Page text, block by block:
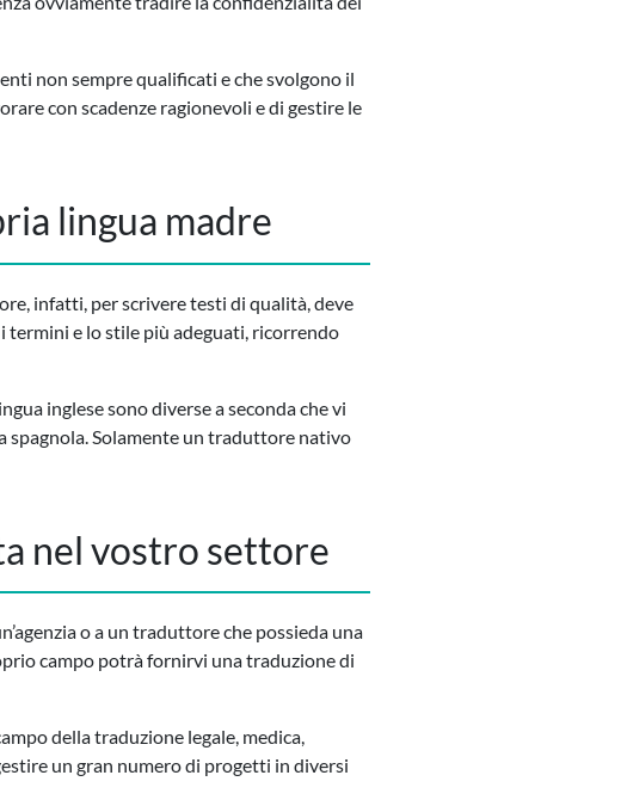
non sempre qualificati e che svolgono il
con scadenze ragionevoli e di gestire le
lingua madre
infatti, per scrivere testi di qualità, deve
termini e lo stile più adeguati, ricorrendo
inglese sono diverse a seconda che vi
spagnola. Solamente un traduttore nativo
nel vostro settore
o a un traduttore che possieda una
campo potrà fornirvi una traduzione di
della traduzione legale, medica,
un gran numero di progetti in diversi